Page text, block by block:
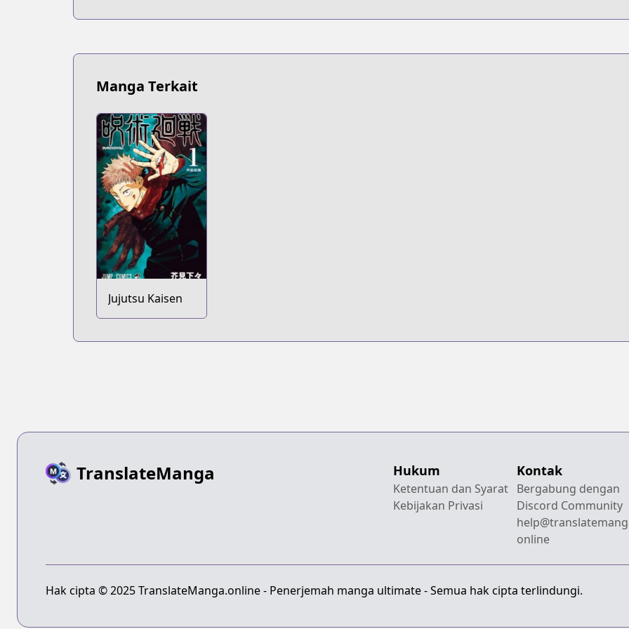
Manga Terkait
Jujutsu Kaisen
TranslateManga Hukum
Ketentuan dan Syarat
Kebijakan Privasi
Kontak
Bergabung dengan
Discord Community
online
Hak cipta © 2025 TranslateManga.online - Penerjemah manga ultimate - Semua hak cipta terlindungi.